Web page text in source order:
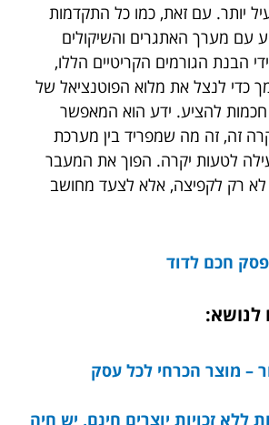
יותר. עם זאת, כמו כל התקדמות
עם מערך האתגרים והשיקולים
הבנת הגורמים הקריטיים הללו,
כדי לנצל את מלוא הפוטנציאל של
להציע. ידע הוא המאפשר
זה, זה מה שמפריד בין מערכת
לטעות יקרה. הפוך את המעבר
רק לקפיצה, אלא לצעד מחושב
חכם לדוד
לנושא:
– מוצר הכרחי לכל עסק
ללא זכויות יוצרים חינם, יש חיה